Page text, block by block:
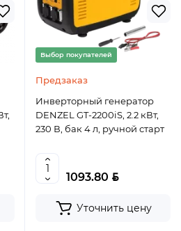
Выбор покупателей
Предзаказ
Инверторный генератор
DENZEL GT-2200iS, 2.2 кВт,
230 В, бак 4 л, ручной старт
1093.80 BYN
Уточнить цену